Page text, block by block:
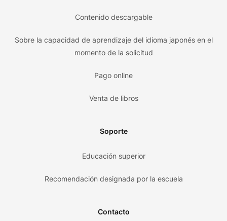
Contenido descargable
Sobre la capacidad de aprendizaje del idioma japonés en el
momento de la solicitud
Pago online
Venta de libros
Soporte
Educación superior
Recomendación designada por la escuela
Contacto